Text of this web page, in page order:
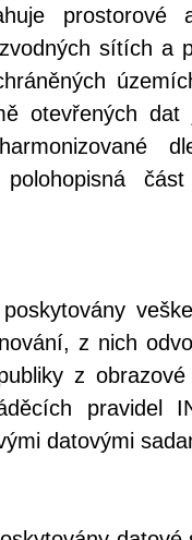
sítích a
otevřených
část
z nich
z
pravidel
datovými